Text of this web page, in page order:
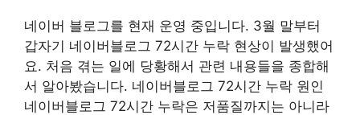
네이버 블로그를 현재 운영 중입니다. 3월 말부터
갑자기 네이버블로그 72시간 누락 현상이 발생했어
요. 처음 겪는 일에 당황해서 관련 내용들을 종합해
서 알아봤습니다. 네이버블로그 72시간 누락 원인
네이버블로그 72시간 누락은 저품질까지는 아니라